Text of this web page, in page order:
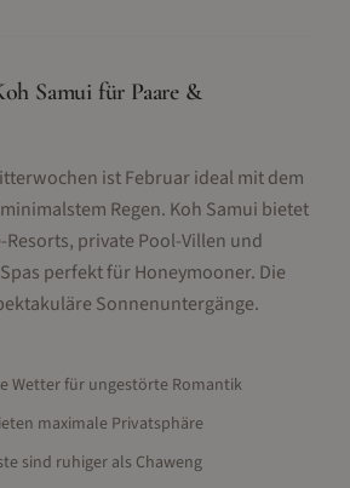
Samui für Paare &
ist Februar ideal mit dem
Regen. Koh Samui bietet
private Pool-Villen und
perfekt für Honeymooner. Die
Sonnenuntergänge.
Wetter für ungestörte Romantik
maximale Privatsphäre
sind ruhiger als Chaweng